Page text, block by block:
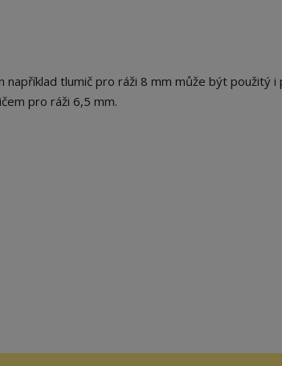
tlumič pro ráži 8 mm může být použitý i
pro ráži 6,5 mm.